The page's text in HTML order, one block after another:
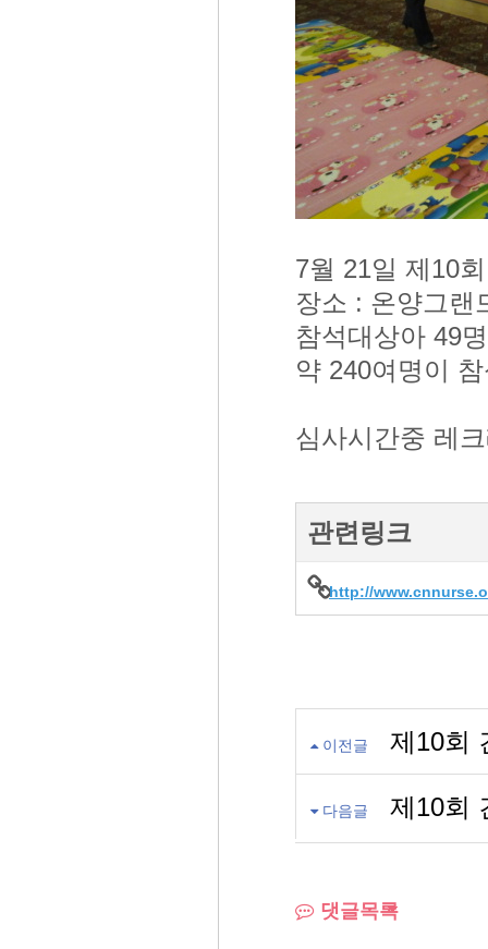
7월 21일 제10
장소 : 온양그랜
참석대상아 49
약 240여명이
심사시간중 레
관련링크
http://
이전글 제10회
다음글 제10회
댓글목록